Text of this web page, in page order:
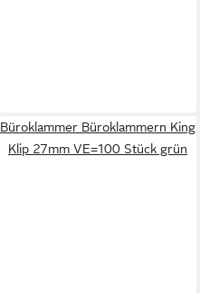
Büroklammer Büroklammern King
Klip 27mm VE=100 Stück grün